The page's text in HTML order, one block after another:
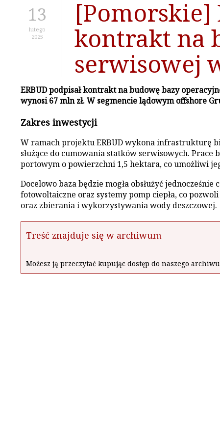
[Pomorskie]
kontrakt na
serwisowej
13
lutego
2025
ERBUD podpisał kontrakt na budowę bazy
wynosi 67 mln zł. W segmencie lądowym offshore
Zakres inwestycji
W ramach projektu ERBUD wykona infrastrukturę
służące do cumowania statków serwisowych.
portowym o powierzchni 1,5 hektara, co umożliwi
Docelowo baza będzie mogła obsłużyć
fotowoltaiczne oraz systemy pomp ciepła, co
oraz zbierania i wykorzystywania wody deszczowej.
Treść znajduje się w archiwum
Możesz ją przeczytać kupując dostęp do naszego